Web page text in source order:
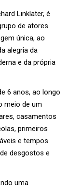
Linklater, é
de atores
única, ao
alegria da
e da própria
6 anos, ao longo
meio de um
casamentos
primeiros
e tempos
desgostos e
uma